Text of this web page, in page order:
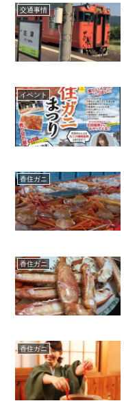
交通事情
イベント
香住ガニ
香住ガニ
香住ガニ